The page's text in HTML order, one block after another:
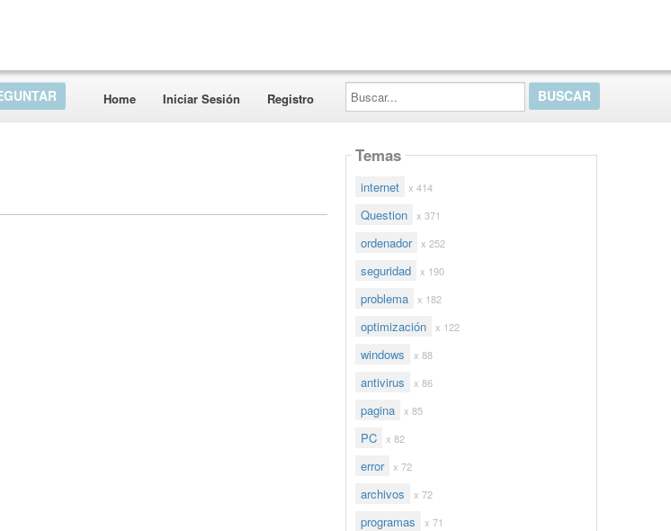
Home Iniciar Sesión Registro
Buscar...
Temas
internet x 414
Question x 371
ordenador x 252
seguridad x 190
problema x 182
optimización x 122
windows x 88
antivirus x 86
pagina x 85
PC x 82
error x 72
archivos x 72
programas x 71